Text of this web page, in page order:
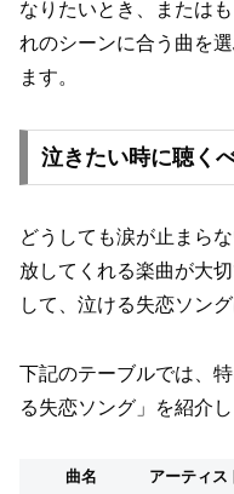
なりたいとき、または
れのシーンに合う曲を
ます。
泣きたい時に聴く
どうしても涙が止まら
放してくれる楽曲が大
して、泣ける失恋ソン
下記のテーブルでは、
る失恋ソング」を紹介し
曲名 アーティス